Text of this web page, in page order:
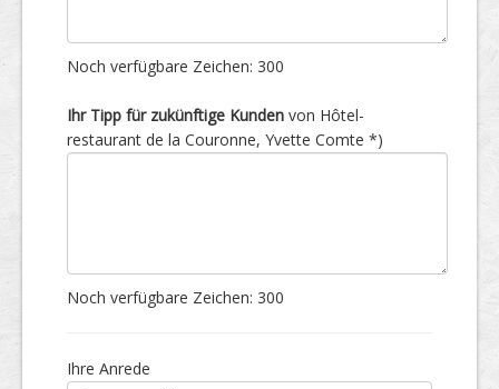
Noch verfügbare Zeichen: 300
Ihr Tipp für zukünftige Kunden von Hôtel-
restaurant de la Couronne, Yvette Comte *)
Noch verfügbare Zeichen: 300
Ihre Anrede